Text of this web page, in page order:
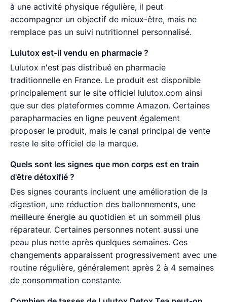
à une activité physique régulière, il peut
accompagner un objectif de mieux-être, mais ne
remplace pas un suivi nutritionnel personnalisé.
Lulutox est-il vendu en pharmacie ?
Lulutox n'est pas distribué en pharmacie
traditionnelle en France. Le produit est disponible
principalement sur le site officiel lulutox.com ainsi
que sur des plateformes comme Amazon. Certaines
parapharmacies en ligne peuvent également
proposer le produit, mais le canal principal de vente
reste le site officiel de la marque.
Quels sont les signes que mon corps est en train
d'être détoxifié ?
Des signes courants incluent une amélioration de la
digestion, une réduction des ballonnements, une
meilleure énergie au quotidien et un sommeil plus
réparateur. Certaines personnes notent aussi une
peau plus nette après quelques semaines. Ces
changements apparaissent progressivement avec une
routine régulière, généralement après 2 à 4 semaines
de consommation constante.